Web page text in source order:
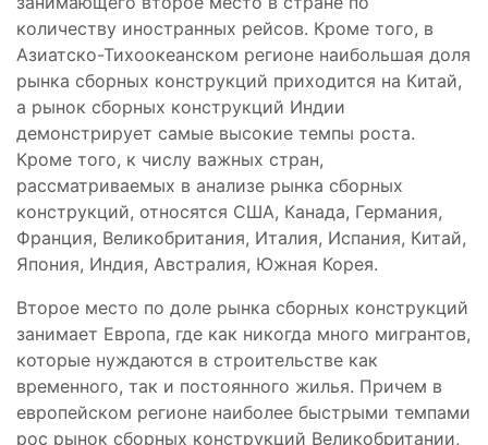
количеству иностранных рейсов. Кроме того, в
Азиатско-Тихоокеанском регионе наибольшая доля
рынка сборных конструкций приходится на Китай,
а рынок сборных конструкций Индии
демонстрирует самые высокие темпы роста.
Кроме того, к числу важных стран,
рассматриваемых в анализе рынка сборных
конструкций, относятся США, Канада, Германия,
Франция, Великобритания, Италия, Испания, Китай,
Япония, Индия, Австралия, Южная Корея.
Второе место по доле рынка сборных конструкций
занимает Европа, где как никогда много мигрантов,
которые нуждаются в строительстве как
временного, так и постоянного жилья. Причем в
европейском регионе наиболее быстрыми темпами
рос рынок сборных конструкций Великобритании,